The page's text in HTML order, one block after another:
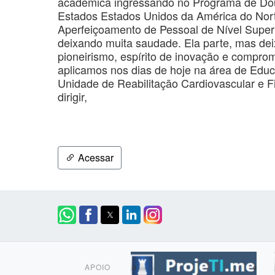
Estados Estados Unidos da América do
Aperfeiçoamento de Pessoal de Nível
deixando muita saudade. Ela parte, mas
pioneirismo, espírito de inovação e
aplicamos nos dias de hoje na área de
Unidade de Reabilitação Cardiovascular e
dirigir,
Acessar
APOIO